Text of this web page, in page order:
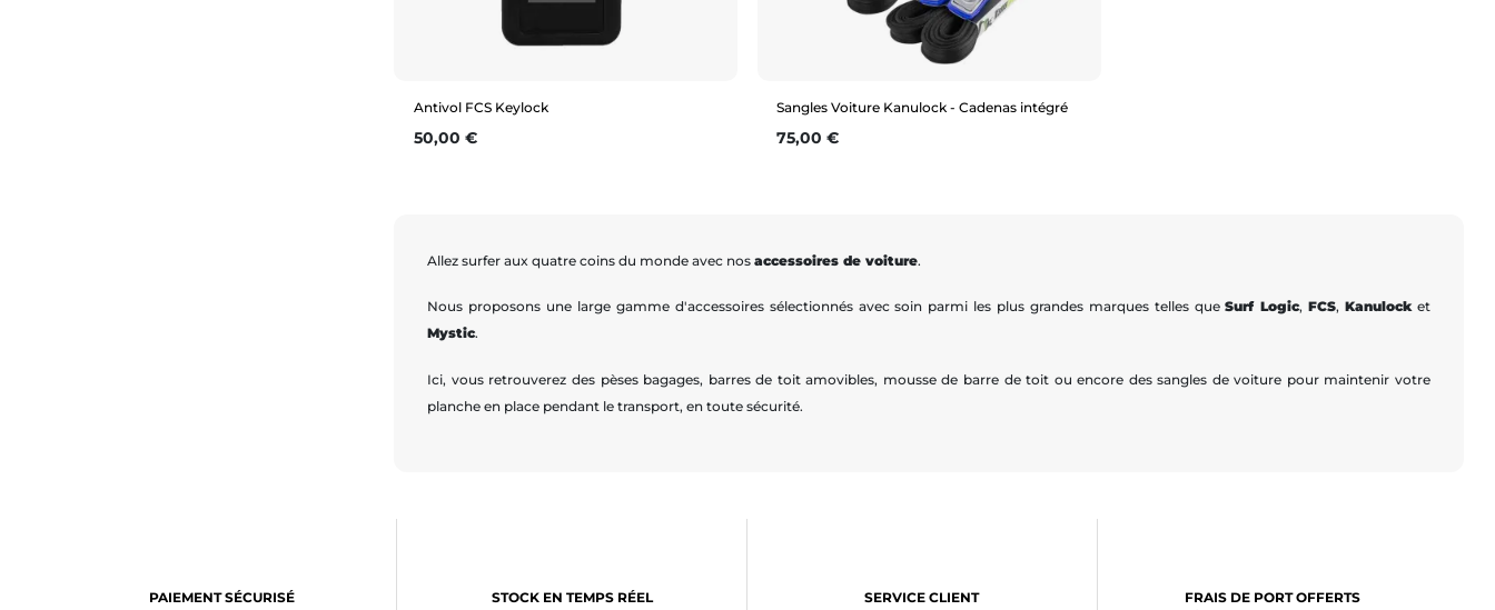
Antivol FCS Keylock
Prix
50,00 €
Sangles Voiture Kanulock - Cadenas intégré
Prix
75,00 €
Allez surfer aux quatre coins du monde avec nosaccessoires de voiture.
Nous proposons une large gamme d'accessoires sélectionnés avec soin parmi les plus grandes marques telles queSurf Logic,FCS,Kanulocket
Mystic.
Ici, vous retrouverez des pèses bagages, barres de toit amovibles, mousse de barre de toit ou encore des sangles de voiture pour maintenir votre
planche en place pendant le transport, en toute sécurité.
PAIEMENT SÉCURISÉ
STOCK EN TEMPS RÉEL
SERVICE CLIENT
FRAIS DE PORT OFFERTS